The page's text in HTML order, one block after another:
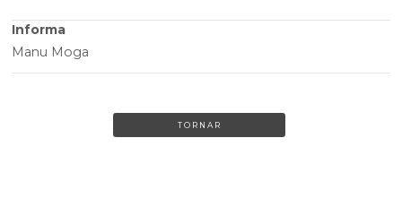
Informa
Manu Moga
TORNAR